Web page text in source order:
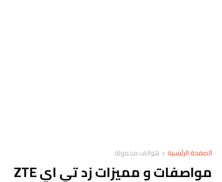
الصفحة الرئيسية هواتف محمولة
مواصفات و مميزات زد تي اي ZTE